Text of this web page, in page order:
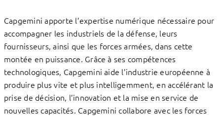
Capgemini apporte l’expertise numérique nécessaire pour
accompagner les industriels de la défense, leurs
fournisseurs, ainsi que les forces armées, dans cette
montée en puissance. Grâce à ses compétences
technologiques, Capgemini aide l’industrie européenne à
produire plus vite et plus intelligemment, en accélérant la
prise de décision, l’innovation et la mise en service de
nouvelles capacités. Capgemini collabore avec les forces